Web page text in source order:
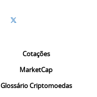
Cotações
MarketCap
Glossário Criptomoedas